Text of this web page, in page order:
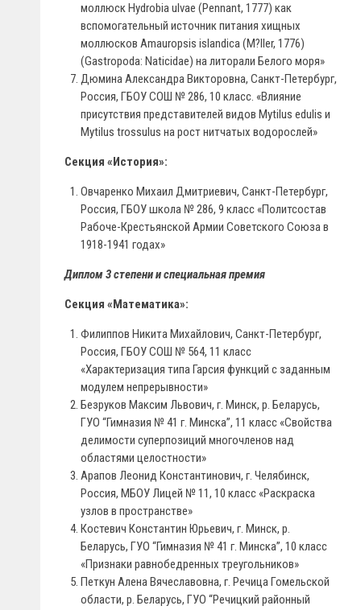
моллюск Hydrobia ulvae (Pennant, 1777) как
вспомогательный источник питания хищных
моллюсков Amauropsis islandica (M?ller, 1776)
(Gastropoda: Naticidae) на литорали Белого моря»
Дюмина Александра Викторовна, Санкт-Петербург,
Россия, ГБОУ СОШ № 286, 10 класс. «Влияние
присутствия представителей видов Mytilus edulis и
Mytilus trossulus на рост нитчатых водорослей»
Секция «История»:
Овчаренко Михаил Дмитриевич, Санкт-Петербург,
Россия, ГБОУ школа № 286, 9 класс «Политсостав
Рабоче-Крестьянской Армии Советского Союза в
1918-1941 годах»
Диплом 3 степени и специальная премия
Секция «Математика»:
Филиппов Никита Михайлович, Санкт-Петербург,
Россия, ГБОУ СОШ № 564, 11 класс
«Характеризация типа Гарсия функций с заданным
модулем непрерывности»
Безруков Максим Львович, г. Минск, р. Беларусь,
ГУО “Гимназия № 41 г. Минска”, 11 класс «Свойства
делимости суперпозиций многочленов над
областями целостности»
Арапов Леонид Константинович, г. Челябинск,
Россия, МБОУ Лицей № 11, 10 класс «Раскраска
узлов в пространстве»
Костевич Константин Юрьевич, г. Минск, р.
Беларусь, ГУО “Гимназия № 41 г. Минска”, 10 класс
«Признаки равнобедренных треугольников»
Петкун Алена Вячеславовна, г. Речица Гомельской
области, р. Беларусь, ГУО “Речицкий районный